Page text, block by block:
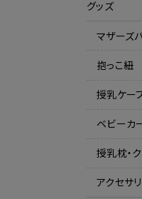
グッズ
マザーズ
抱っこ紐
授乳ケー
ベビーカ
授乳枕・
アクセサ